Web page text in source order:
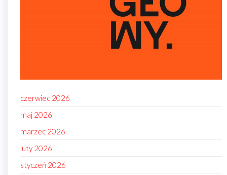
czerwiec 2026
maj 2026
marzec 2026
luty 2026
styczeń 2026